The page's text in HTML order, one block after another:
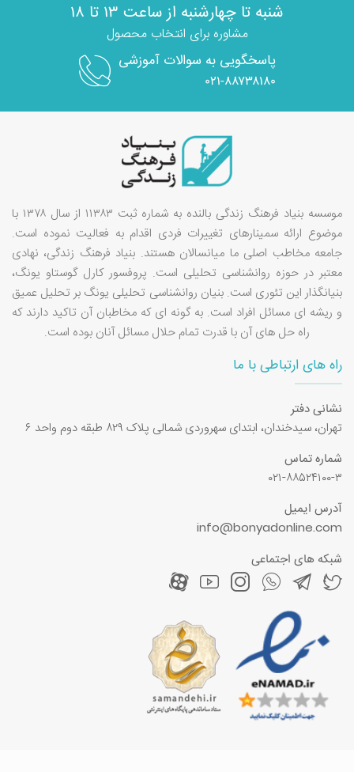
شنبه تا چهارشنبه از ساعت ۱۳ تا ۱۸
مشاوره برای انتخاب محصول
پاسخگویی به سوالات آموزشی
۰۲۱-۸۸۷۳۸۱۸۰
موسسه بنیاد فرهنگ زندگی بالنده به شماره ثبت ۱۱۳۸۳ از سال ۱۳۷۸ با
موضوع ارائه سمینارهای تغییرات فردی اقدام به فعالیت نموده است.
جامعه مخاطب اصلی ما میانسالان هستند. بنیاد فرهنگ زندگی، نهادی
معتبر در حوزه روانشناسی تحلیلی است. پروفسور کارل گوستاو یونگ،
بنیانگذار این تئوری است. بنیان روانشناسی تحلیلی یونگ بر تحلیل عمیق
و ریشه ای مسائل افراد است. به گونه ای که مخاطبان آن تاکید دارند که
راه حل های آن با قدرت تمام حلال مسائل آنان بوده است.
راه های ارتباطی با ما
نشانی دفتر
تهران، سیدخندان، ابتدای سهروردی شمالی پلاک ۸۲۹ طبقه دوم واحد ۶
شماره تماس
۰۲۱-۸۸۵۲۴۱۰۰-۳
آدرس ایمیل
info@bonyadonline.com
شبکه های اجتماعی